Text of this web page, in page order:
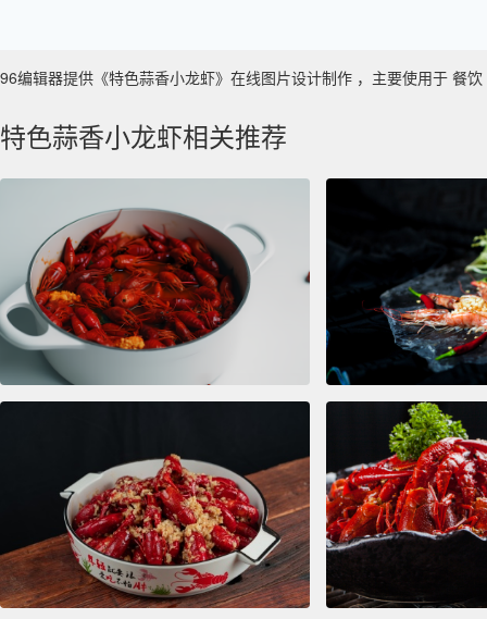
96编辑器提供《特色蒜香小龙虾》在线图片设计制作 ，主要使用于 餐
特色蒜香小龙虾相关推荐